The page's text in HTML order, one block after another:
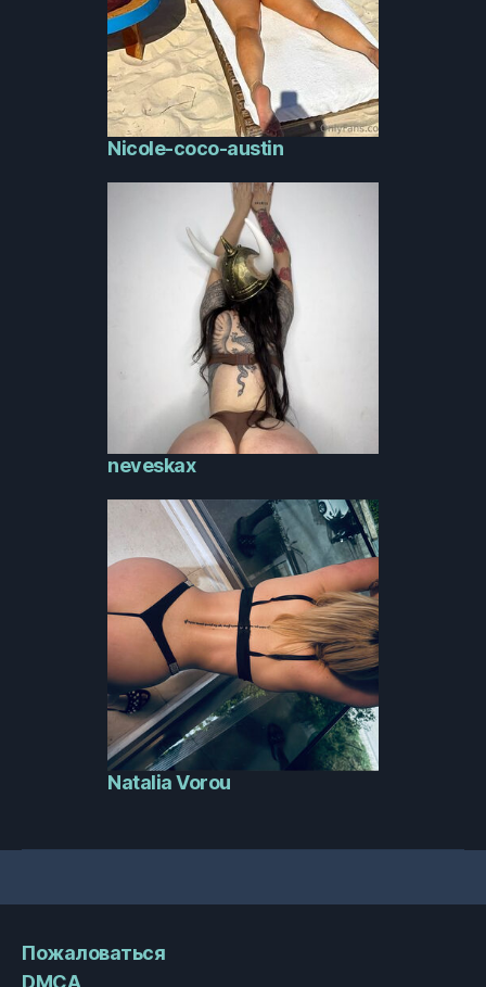
Nicole-coco-austin
neveskax
Natalia Vorou
Пожаловаться
DMCA